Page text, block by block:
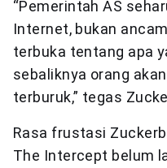
“Pemerintah AS
Internet, bukan
terbuka tentang apa
sebaliknya orang
terburuk,” tegas
Rasa frustasi
The Intercept belum